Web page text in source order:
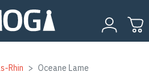
Rhin Oceane Lame